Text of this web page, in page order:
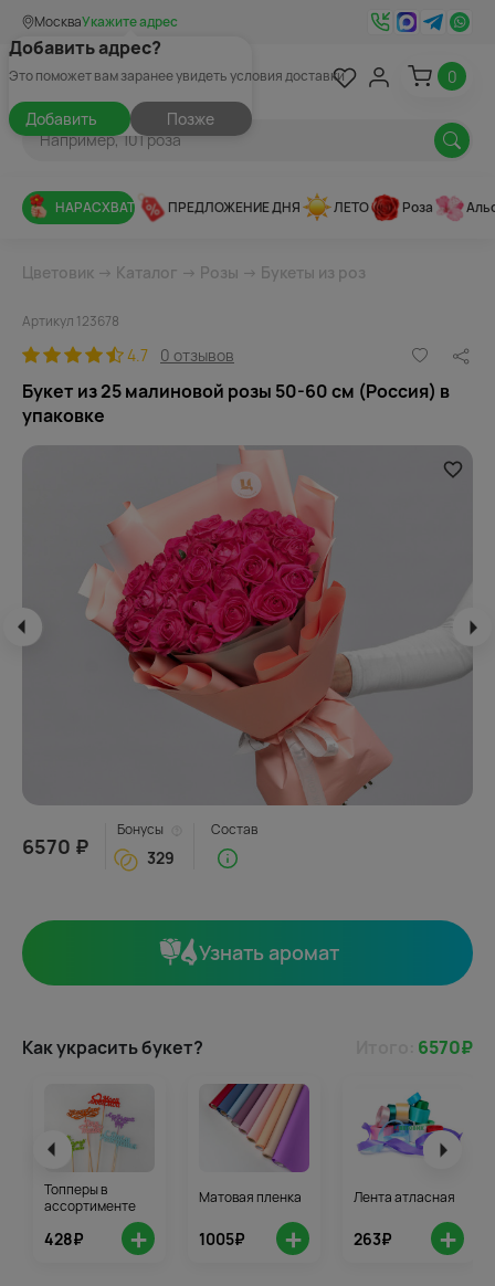
МоскваУкажите адрес
Добавить адрес?
Это поможет вам заранее увидеть условия доставки
Добавить Позже
0
НАРАСХВАТ ПРЕДЛОЖЕНИЕ ДНЯ ЛЕТО Роза
Цветовик → Каталог → Розы → Букеты из роз
Артикул 123678
4.7 0 отзывов
Букет из 25 малиновой розы 50-60 см (Россия) в
упаковке
6570 ₽
Бонусы
329
Состав
Узнать аромат
Как украсить букет? 6570₽
Топперы в
ассортименте
428₽ +
Матовая пленка
1005₽ +
Лента атласная
263₽ +